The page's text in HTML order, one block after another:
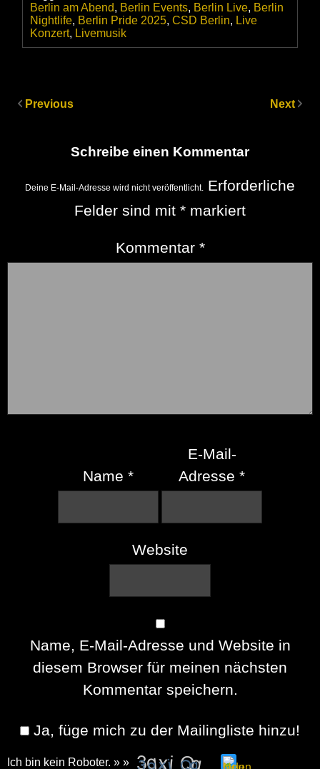
Berlin am Abend, Berlin Events, Berlin Live, Berlin
Nightlife, Berlin Pride 2025, CSD Berlin, Live
Konzert, Livemusik
Previous Next
Schreibe einen Kommentar
Deine E-Mail-Adresse wird nicht veröffentlicht. Erforderliche
Felder sind mit * markiert
Kommentar *
Name *
E-Mail-
Adresse*
Website
Name, E-Mail-Adresse und Website in
diesem Browser für meinen nächsten
Kommentar speichern.
Ja, füge mich zu der Mailingliste hinzu!
Ich bin kein Roboter. » »